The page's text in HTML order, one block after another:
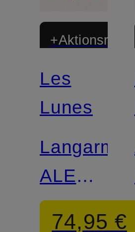
+Aktionsrabatt
Les
Lunes
ALENA
WARM
74,95 €